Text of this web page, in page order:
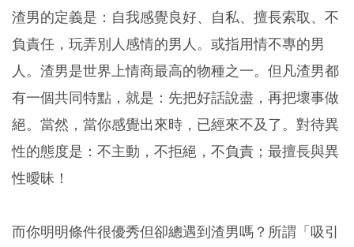
渣男的定義是：自我感覺良好、自私、擅長索取、不
負責任，玩弄別人感情的男人。或指用情不專的男
人。渣男是世界上情商最高的物種之一。但凡渣男都
有一個共同特點，就是：先把好話說盡，再把壞事做
絕。當然，當你感覺出來時，已經來不及了。對待異
性的態度是：不主動，不拒絕，不負責；最擅長與異
性曖昧！
而你明明條件很優秀但卻總遇到渣男嗎？所謂「吸引